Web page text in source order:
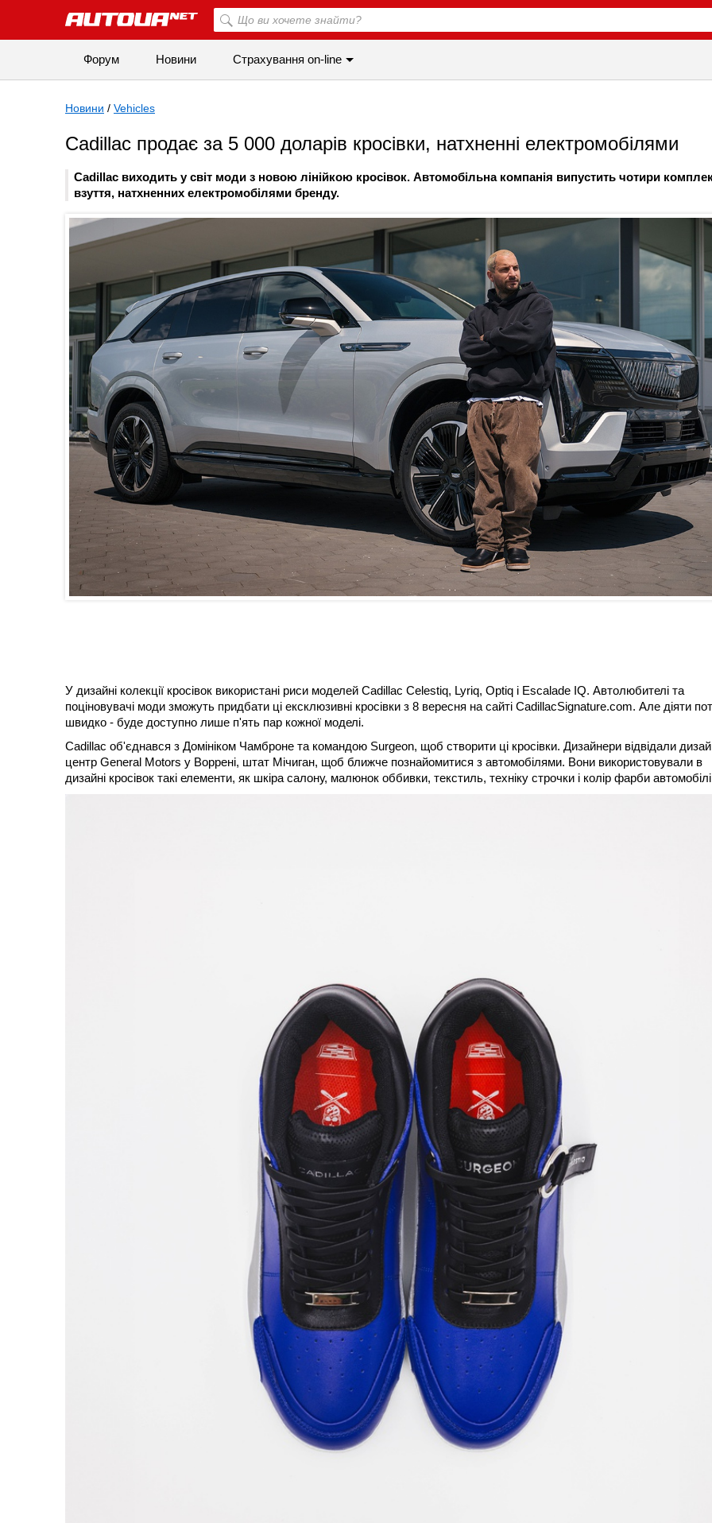
Форум Новини Страхування on-line
Новини / Vehicles
Cadillac продає за 5 000 доларів кросівки, натхненні електромобілями
Cadillac виходить у світ моди з новою лінійкою кросівок. Автомобільна компанія випустить чотири
взуття, натхненних електромобілями бренду.
У дизайні колекції кросівок використані риси моделей Cadillac Celestiq, Lyriq, Optiq і Escalade IQ. Автолюбителі та
поціновувачі моди зможуть придбати ці ексклюзивні кросівки з 8 вересня на сайті CadillacSignature.com. Але діяти
швидко - буде доступно лише п'ять пар кожної моделі.
Cadillac об'єднався з Домініком Чамброне та командою Surgeon, щоб створити ці кросівки. Дизайнери відвідали
центр General Motors у Воррені, штат Мічиган, щоб ближче познайомитися з автомобілями. Вони використовували в
дизайні кросівок такі елементи, як шкіра салону, малюнок оббивки, текстиль, техніку строчки і колір фарби